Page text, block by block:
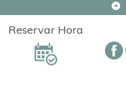
Reservar Hora